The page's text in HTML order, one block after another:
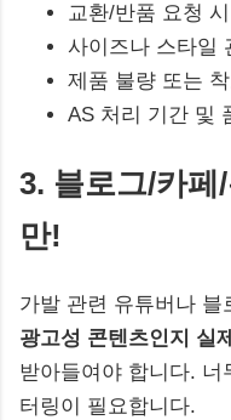
교환/반품 요청
사이즈나 스타일
제품 불량 또는
AS 처리 기간 및
3. 블로그/카페
만!
가발 관련 유튜버나
광고성 콘텐츠인지 실
받아들여야 합니다. 너
터링이 필요합니다.